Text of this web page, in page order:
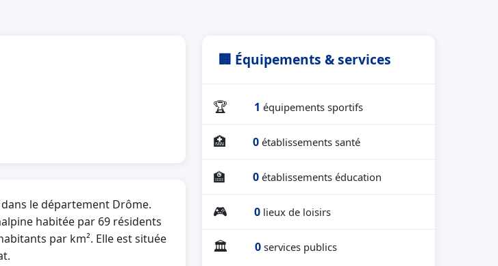
le département Drôme.
habitée par 69 résidents
par km². Elle est située
🏢 Équipements & services
🏆 1 équipements sportifs
🏥 0 établissements santé
🏫 0 établissements éducation
🎮 0 lieux de loisirs
🏛 0 services publics